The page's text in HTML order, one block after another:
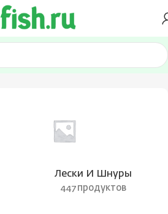
19
Лески И Шнуры
447 продуктов